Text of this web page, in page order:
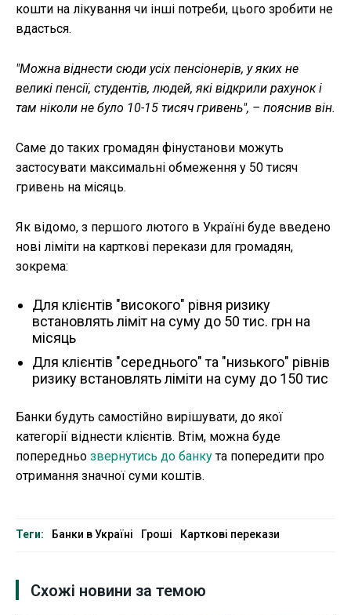
кошти на лікування чи інші потреби, цього зробити не
вдасться.
"Можна віднести сюди усіх пенсіонерів, у яких не
великі пенсії, студентів, людей, які відкрили рахунок і
там ніколи не було 10-15 тисяч гривень", – пояснив він.
Саме до таких громадян фінустанови можуть
застосувати максимальні обмеження у 50 тисяч
гривень на місяць.
Як відомо, з першого лютого в Україні буде введено
нові ліміти на карткові перекази для громадян,
зокрема:
Для клієнтів "високого" рівня ризику
встановлять ліміт на суму до 50 тис. грн на
місяць
Для клієнтів "середнього" та "низького" рівнів
ризику встановлять ліміти на суму до 150 тис
Банки будуть самостійно вирішувати, до якої
категорії віднести клієнтів. Втім, можна буде
попередньо звернутись до банкута попередити про
отримання значної суми коштів.
Теги: Банки в Україні Гроші Карткові перекази
Схожі новини за темою